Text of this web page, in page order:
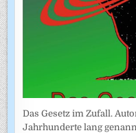
Das Gesetz im Zufall.
Jahrhunderte lang